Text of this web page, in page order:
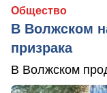
Общество
В Волжском
призрака
В Волжском